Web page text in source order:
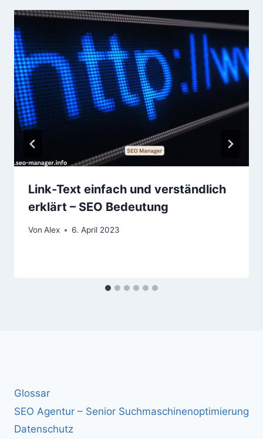
Link-Text einfach und verständlich
erklärt – SEO Bedeutung
Von Alex 6. April 2023
Glossar
SEO Agentur – Senior Suchmaschinenoptimierung
Datenschutz